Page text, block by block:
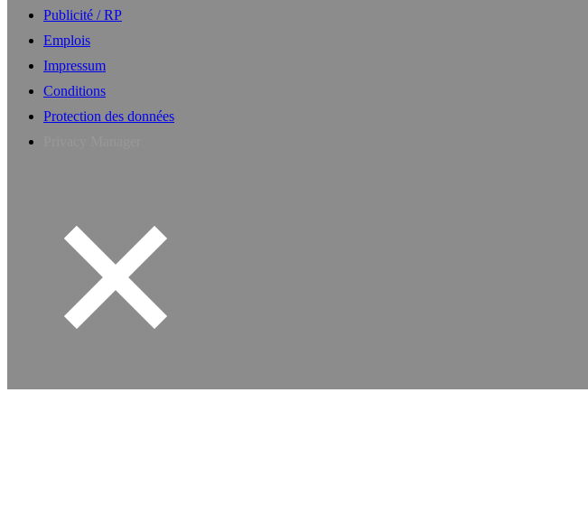
Publicité / RP
Emplois
Impressum
Conditions
Protection des données